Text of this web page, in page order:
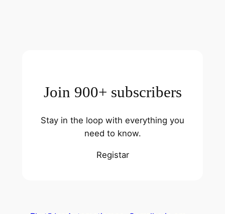
Join 900+ subscribers
Stay in the loop with everything you
need to know.
Registar